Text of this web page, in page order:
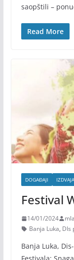
saopštili –
Read More
DOGAĐAJI
Festival
14/01/2024
Banja Luka, DIs
Banja Luka,